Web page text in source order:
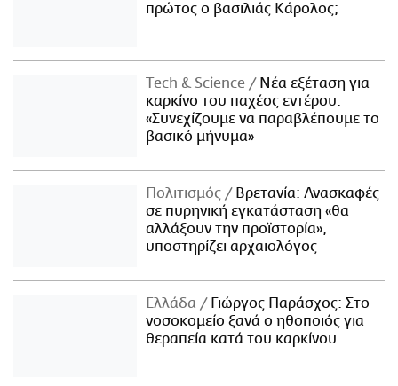
πρώτος ο βασιλιάς Κάρολος;
Τech & Science
Νέα εξέταση για
καρκίνο του παχέος εντέρου:
«Συνεχίζουμε να παραβλέπουμε το
βασικό μήνυμα»
Πολιτισμός
Βρετανία: Ανασκαφές
σε πυρηνική εγκατάσταση «θα
αλλάξουν την προϊστορία»,
υποστηρίζει αρχαιολόγος
Ελλάδα
Γιώργος Παράσχος: Στο
νοσοκομείο ξανά ο ηθοποιός για
θεραπεία κατά του καρκίνου